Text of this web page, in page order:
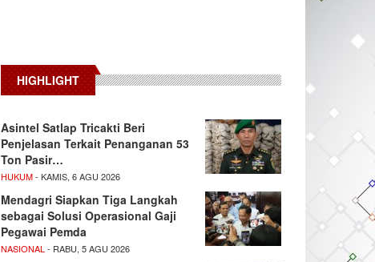
HIGHLIGHT
Asintel Satlap Tricakti Beri
Penjelasan Terkait Penanganan 53
Ton Pasir…
HUKUM- KAMIS, 6 AGU 2026
Mendagri Siapkan Tiga Langkah
sebagai Solusi Operasional Gaji
Pegawai Pemda
NASIONAL - RABU, 5 AGU 2026